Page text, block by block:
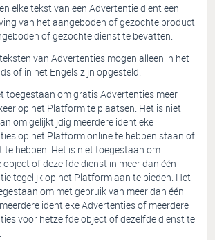
elke tekst van een Advertentie dient een
van het aangeboden of gezochte product
of gezochte dienst te bevatten.
van Advertenties mogen alleen in het
of in het Engels zijn opgesteld.
toegestaan om gratis Advertenties meer
op het Platform te plaatsen. Het is niet
om gelijktijdig meerdere identieke
op het Platform online te hebben staan of
te hebben. Het is niet toegestaan om
object of dezelfde dienst in meer dan één
tegelijk op het Platform aan te bieden. Het
om met gebruik van meer dan één
identieke Advertenties of meerdere
voor hetzelfde object of dezelfde dienst te